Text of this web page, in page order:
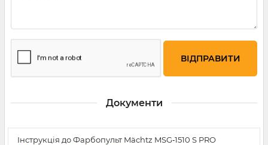
Документи
Інструкція до Фарбопульт Mächtz MSG‑1510 S PRO